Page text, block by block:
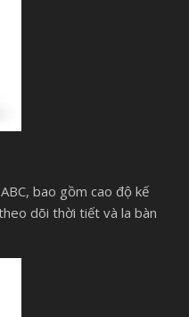
bao gồm cao độ kế
dõi thời tiết và la bàn